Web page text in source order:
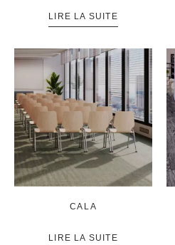
LIRE LA SUITE
CALA
LIRE LA SUITE